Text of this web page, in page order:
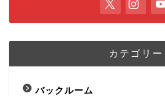
カテゴリー
バックルーム